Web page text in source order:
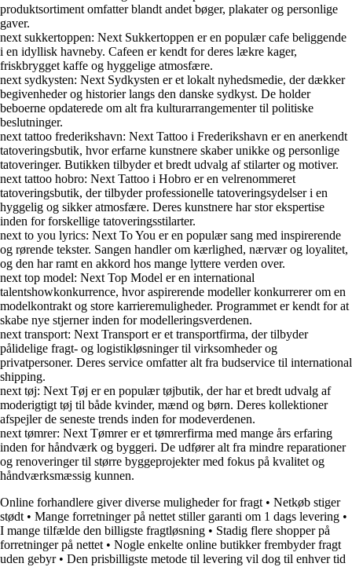
produktsortiment omfatter blandt andet bøger, plakater og personlige
gaver.
next sukkertoppen: Next Sukkertoppen er en populær cafe beliggende
i en idyllisk havneby. Cafeen er kendt for deres lækre kager,
friskbrygget kaffe og hyggelige atmosfære.
next sydkysten: Next Sydkysten er et lokalt nyhedsmedie, der dækker
begivenheder og historier langs den danske sydkyst. De holder
beboerne opdaterede om alt fra kulturarrangementer til politiske
beslutninger.
next tattoo frederikshavn: Next Tattoo i Frederikshavn er en anerkendt
tatoveringsbutik, hvor erfarne kunstnere skaber unikke og personlige
tatoveringer. Butikken tilbyder et bredt udvalg af stilarter og motiver.
next tattoo hobro: Next Tattoo i Hobro er en velrenommeret
tatoveringsbutik, der tilbyder professionelle tatoveringsydelser i en
hyggelig og sikker atmosfære. Deres kunstnere har stor ekspertise
inden for forskellige tatoveringsstilarter.
next to you lyrics: Next To You er en populær sang med inspirerende
og rørende tekster. Sangen handler om kærlighed, nærvær og loyalitet,
og den har ramt en akkord hos mange lyttere verden over.
next top model: Next Top Model er en international
talentshowkonkurrence, hvor aspirerende modeller konkurrerer om en
modelkontrakt og store karrieremuligheder. Programmet er kendt for at
skabe nye stjerner inden for modelleringsverdenen.
next transport: Next Transport er et transportfirma, der tilbyder
pålidelige fragt- og logistikløsninger til virksomheder og
privatpersoner. Deres service omfatter alt fra budservice til international
shipping.
next tøj: Next Tøj er en populær tøjbutik, der har et bredt udvalg af
moderigtigt tøj til både kvinder, mænd og børn. Deres kollektioner
afspejler de seneste trends inden for modeverdenen.
next tømrer: Next Tømrer er et tømrerfirma med mange års erfaring
inden for håndværk og byggeri. De udfører alt fra mindre reparationer
og renoveringer til større byggeprojekter med fokus på kvalitet og
håndværksmæssig kunnen.
Online forhandlere giver diverse muligheder for fragt • Netkøb stiger
stødt • Mange forretninger på nettet stiller garanti om 1 dags levering •
I mange tilfælde den billigste fragtløsning • Stadig flere shopper på
forretninger på nettet • Nogle enkelte online butikker frembyder fragt
uden gebyr• Den prisbilligste metode til levering vil dog til enhver tid